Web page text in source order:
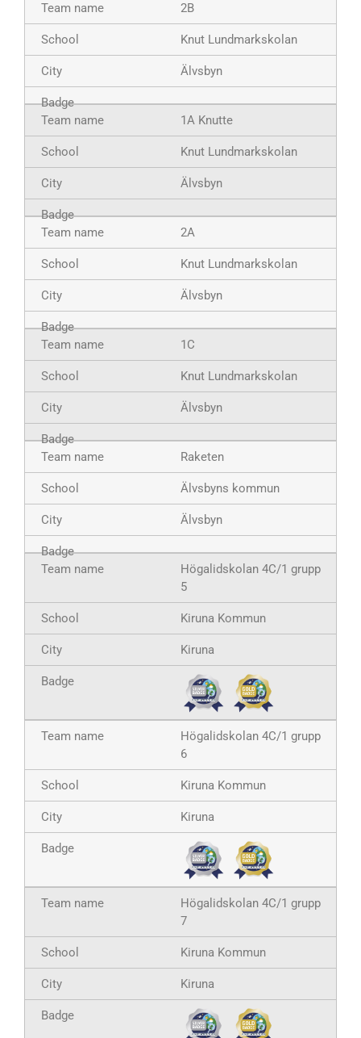
2B
Knut Lundmarkskolan
Älvsbyn
1A Knutte
Knut Lundmarkskolan
Älvsbyn
2A
Knut Lundmarkskolan
Älvsbyn
1C
Knut Lundmarkskolan
Älvsbyn
Raketen
Älvsbyns kommun
Älvsbyn
Högalidskolan 4C/1 grupp
5
Kiruna Kommun
Kiruna
Högalidskolan 4C/1 grupp
6
Kiruna Kommun
Kiruna
Högalidskolan 4C/1 grupp
7
Kiruna Kommun
Kiruna